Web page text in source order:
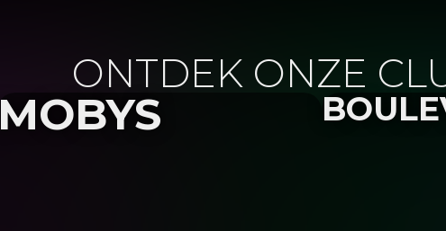
ONTDEK ONZE
MOBYS